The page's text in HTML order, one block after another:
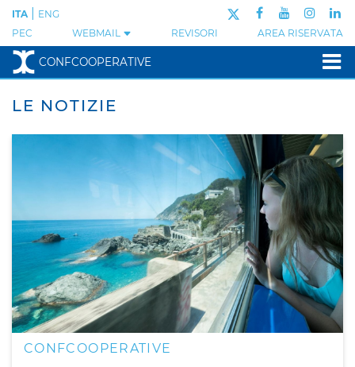
PEC WEBMAIL REVISORI AREA RISERVATA
ITA ENG
CONFCOOPERATIVE
LE NOTIZIE
CONFCOOPERATIVE